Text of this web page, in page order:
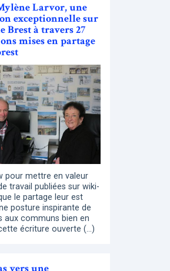
Larvor, une
exceptionnelle sur
Brest à travers 27
mises en partage
pour mettre en valeur
travail publiées sur wiki-
le partage leur est
posture inspirante de
aux communs bien en
écriture ouverte (…)
vers une